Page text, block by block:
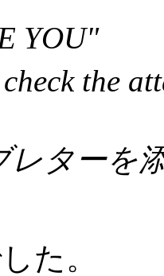
YOU"
the
を添付
た。